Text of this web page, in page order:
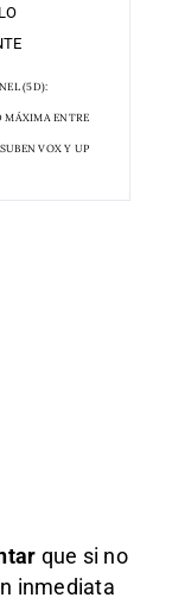
(5D):
MÁXIMA ENTRE
SUBEN VOX Y UP
que si no
inmediata